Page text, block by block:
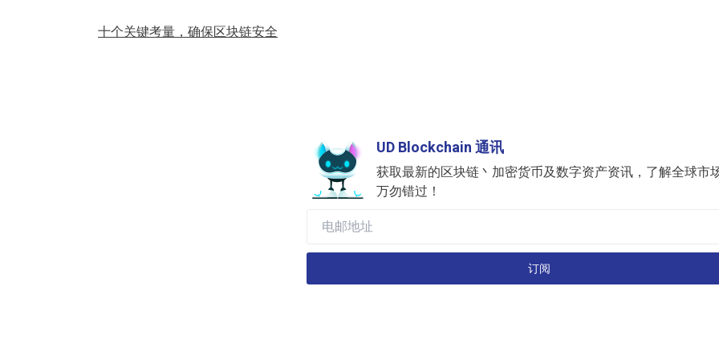
十个关键考量，确保区块链安全
UD Blockchain 通讯
获取最新的区块链丶加密货币及数字资产资讯，了解全球市
万勿错过！
订阅